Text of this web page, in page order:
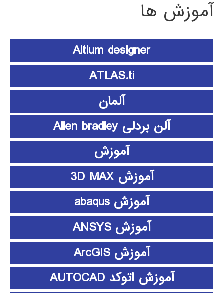
آموزش ها
Altium designer
ATLAS.ti
آلمان
آلن بردلی Allen bradley
آموزش
آموزش 3D MAX
آموزش abaqus
آموزش ANSYS
آموزش ArcGIS
آموزش اتوکد AUTOCAD